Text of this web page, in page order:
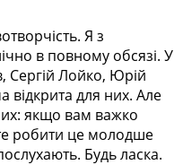
Я з
в повному обсязі. У
Сергій Лойко, Юрій
відкрита для них. Але
якщо вам важко
робити це молодше
Будь ласка.